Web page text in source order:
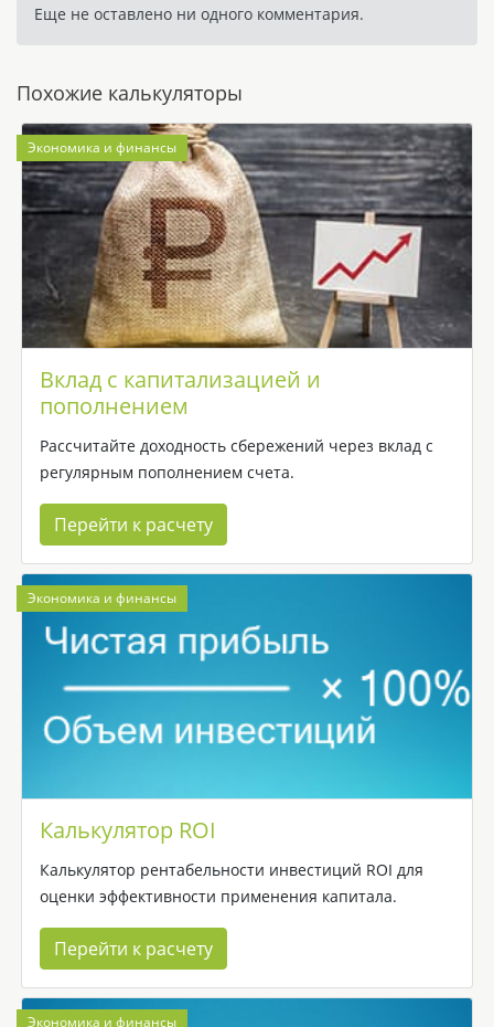
Еще не оставлено ни одного комментария.
Похожие калькуляторы
Экономика и финансы
Вклад с капитализацией и
пополнением
Рассчитайте доходность сбережений через вклад с
регулярным пополнением счета.
Перейти к расчету
Экономика и финансы
Калькулятор ROI
Калькулятор рентабельности инвестиций ROI для
оценки эффективности применения капитала.
Перейти к расчету
Экономика и финансы